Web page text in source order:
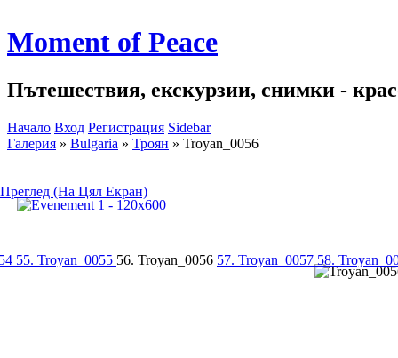
Moment of Peace
Пътешествия, екскурзии, снимки -
Начало Вход Регистрация Sidebar
Галерия » Bulgaria » Троян » Troyan_0056
Преглед (На Цял Екран)
55. Troyan_0055 56. Troyan_0056 57. Troyan_005758.